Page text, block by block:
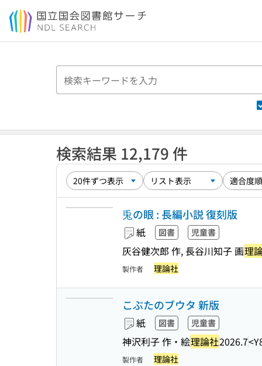
本文へ移動
検索結果 12,179 件
兎の眼 : 長編小説 復刻版
紙 図書 児童書
灰谷健次郎 作, 長谷川知子 画理
製作者 理論社
こぶたのブウタ 新版
紙 図書 児童書
神沢利子 作・絵理論社2026.7
製作者 理論社